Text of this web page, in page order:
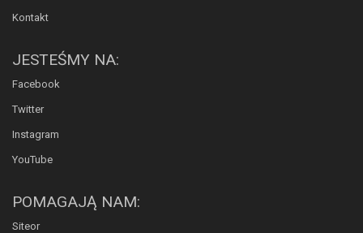
Kontakt
JESTEŚMY NA:
Facebook
Twitter
Instagram
YouTube
POMAGAJĄ NAM:
Siteor